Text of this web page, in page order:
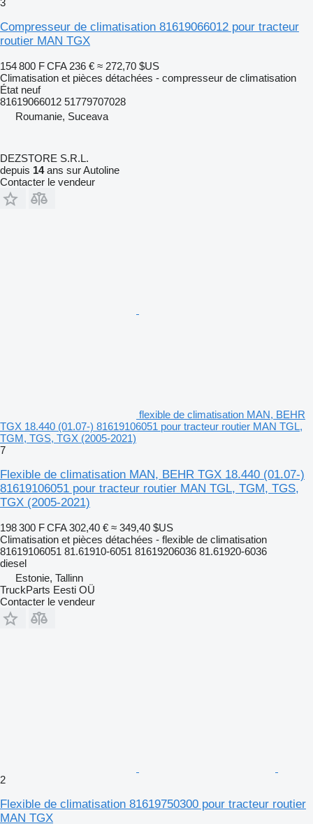
3
Compresseur de climatisation 81619066012 pour tracteur
routier MAN TGX
154 800 F CFA 236 € ≈ 272,70 $US
Climatisation et pièces détachées - compresseur de climatisation
État neuf
81619066012 51779707028
Roumanie, Suceava
DEZSTORE S.R.L.
depuis 14ans sur Autoline
Contacter le vendeur
flexible de climatisation MAN, BEHR
TGX 18.440 (01.07-) 81619106051 pour tracteur routier MAN TGL,
TGM, TGS, TGX (2005-2021)
7
Flexible de climatisation MAN, BEHR TGX 18.440 (01.07-)
81619106051 pour tracteur routier MAN TGL, TGM, TGS,
TGX (2005-2021)
198 300 F CFA 302,40 € ≈ 349,40 $US
Climatisation et pièces détachées - flexible de climatisation
81619106051 81.61910-6051 81619206036 81.61920-6036
diesel
Estonie, Tallinn
TruckParts Eesti OÜ
Contacter le vendeur
2
Flexible de climatisation 81619750300 pour tracteur routier
MAN TGX